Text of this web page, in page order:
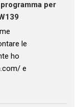
per
le
ho
e